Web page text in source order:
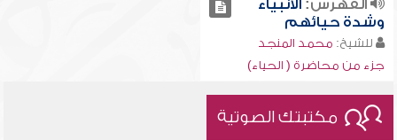
الفهرس:الأنبياء
وشدة حيائهم
للشيخ: محمد المنجد
جزء من محاضرة ( الحياء)
مكتبتك الصوتية